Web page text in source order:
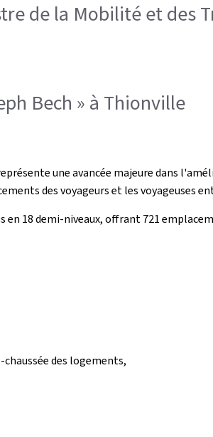
de la Mobilité et des
Bech » à Thionville
une avancée majeure dans
des voyageurs et les voyageuses
18 demi-niveaux, offrant 721
des logements,